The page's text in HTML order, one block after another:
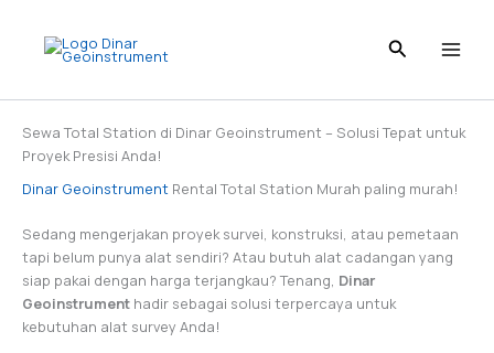
content
Sewa Total Station di Dinar Geoinstrument – Solusi Tepat untuk
Proyek Presisi Anda!
Dinar Geoinstrument Rental Total Station Murah paling murah!
Sedang mengerjakan proyek survei, konstruksi, atau pemetaan
tapi belum punya alat sendiri? Atau butuh alat cadangan yang
siap pakai dengan harga terjangkau? Tenang, Dinar
Geoinstrument hadir sebagai solusi terpercaya untuk
kebutuhan alat survey Anda!